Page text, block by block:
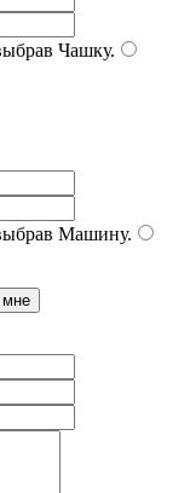
Чашку.
Машину.